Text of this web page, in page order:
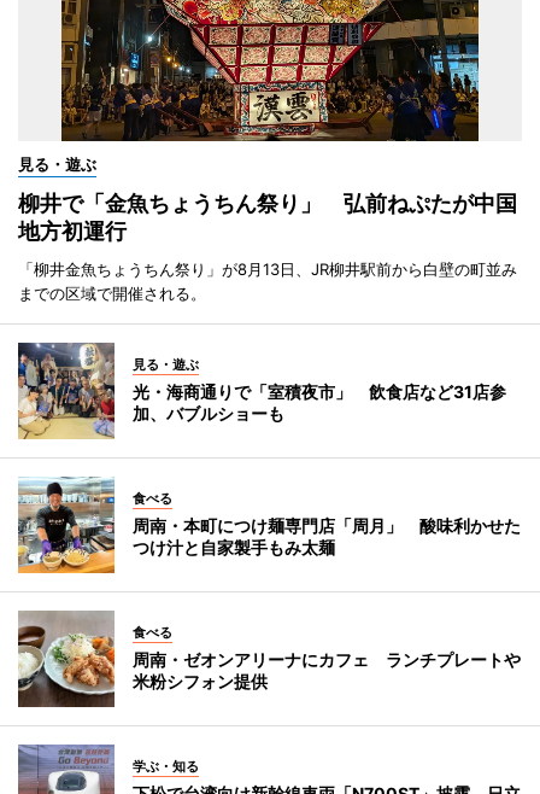
見る・遊ぶ
柳井で「金魚ちょうちん祭り」 弘前ねぷたが中国
地方初運行
「柳井金魚ちょうちん祭り」が8月13日、JR柳井駅前から白壁の町並み
までの区域で開催される。
見る・遊ぶ
光・海商通りで「室積夜市」 飲食店など31店参
加、バブルショーも
食べる
周南・本町につけ麺専門店「周月」 酸味利かせた
つけ汁と自家製手もみ太麺
食べる
周南・ゼオンアリーナにカフェ ランチプレートや
米粉シフォン提供
学ぶ・知る